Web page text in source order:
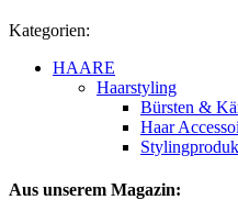
Kategorien:
HAARE
Haarstyling
Bürsten &
Haar
Aus unserem Magazin: